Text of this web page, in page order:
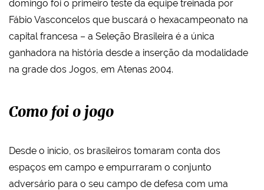
domingo foi o primeiro teste da equipe treinada por
Fábio Vasconcelos que buscará o hexacampeonato na
capital francesa – a Seleção Brasileira é a única
ganhadora na história desde a inserção da modalidade
na grade dos Jogos, em Atenas 2004.
Como foi o jogo
Desde o início, os brasileiros tomaram conta dos
espaços em campo e empurraram o conjunto
adversário para o seu campo de defesa com uma